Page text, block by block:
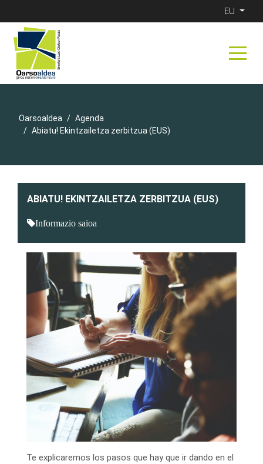
EU
Oarsoaldea
Agenda
Abiatu! Ekintzailetza zerbitzua (EUS)
ABIATU! EKINTZAILETZA ZERBITZUA (EUS)
Informazio saioa
Te explicaremos los pasos que hay que ir dando en el